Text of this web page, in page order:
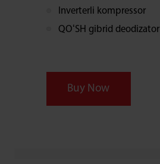
Inverterli kompressor
QOʻSH gibrid deodizator
Buy Now